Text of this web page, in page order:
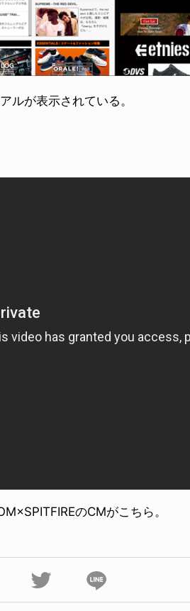
ルが表示されている。
のCMがこちら。